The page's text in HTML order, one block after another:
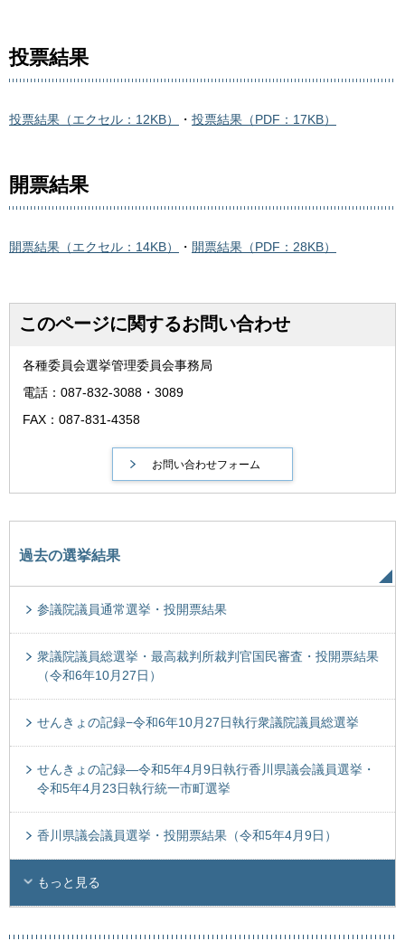
投票結果
投票結果（エクセル：12KB） ・ 投票結果（PDF：17KB）
開票結果
開票結果（エクセル：14KB） ・ 開票結果（PDF：28KB）
このページに関するお問い合わせ
各種委員会選挙管理委員会事務局
電話：087-832-3088・3089
FAX：087-831-4358
過去の選挙結果
参議院議員通常選挙・投開票結果
衆議院議員総選挙・最高裁判所裁判官国民審査・投開票結果
（令和6年10月27日）
せんきょの記録−令和6年10月27日執行衆議院議員総選挙
せんきょの記録―令和5年4月9日執行香川県議会議員選挙・
令和5年4月23日執行統一市町選挙
香川県議会議員選挙・投開票結果（令和5年4月9日）
もっと見る